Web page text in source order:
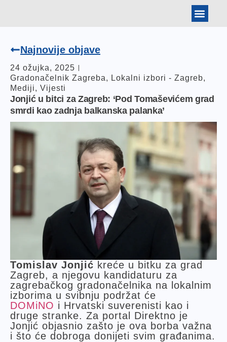
Najnovije objave
24 ožujka, 2025
Gradonačelnik Zagreba, Lokalni izbori - Zagreb,
Mediji, Vijesti
Jonjić u bitci za Zagreb: ‘Pod Tomaševićem grad
smrdi kao zadnja balkanska palanka’
Tomislav Jonjić kreće u bitku za grad
Zagreb, a njegovu kandidaturu za
zagrebačkog gradonačelnika na lokalnim
izborima u svibnju podržat će
DOMiNO i Hrvatski suverenisti kao i
druge stranke. Za portal Direktno je
Jonjić objasnio zašto je ova borba važna
i što će dobroga donijeti svim građanima.